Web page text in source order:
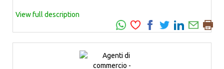
View full description